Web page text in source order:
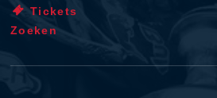
Tickets
Zoeken